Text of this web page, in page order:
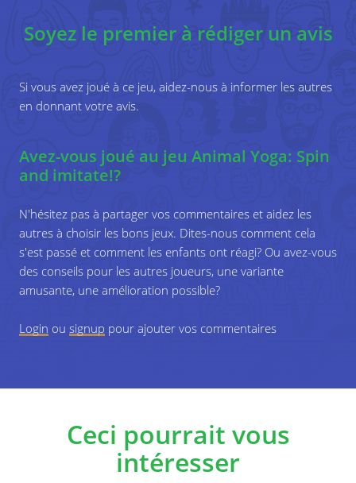
4
Spin the bottle or roll the dice and imitate the
group or individually.
the next pose.
imitated.
in cases of exaggeration or excessive effort. Ideally, a soft
ground is preferable, but it is not a prerequisite to perform
If you want to level up the difficulty of the game, you can
The following game can also be played with this educational
poster:
Animal Yoga: Animal Yoga for All
This educational poster is part of the ‘Facing trauma - A
toolkit on trauma-informed support for children and youth
’. This toolkit is a cooperation between StreetSmart, Minor-
cofinanced by the European Union. It provides simple tools
target groups.
Variations
On the border of the poster, you can find a breathing
exercise that corresponds with the yoga poses. You
Soyez le premier à rédiger un avis
Si vous avez joué à ce jeu, aidez-nous à informer les autres
en donnant votre avis.
Avez-vous joué au jeu Animal Yoga: Spin
and imitate!?
N'hésitez pas à partager vos commentaires et aidez les
autres à choisir les bons jeux. Dites-nous comment cela
s'est passé et comment les enfants ont réagi? Ou avez-vous
des conseils pour les autres joueurs, une variante
amusante, une amélioration possible?
Login ou signup pour ajouter vos commentaires
Ceci pourrait vous
intéresser